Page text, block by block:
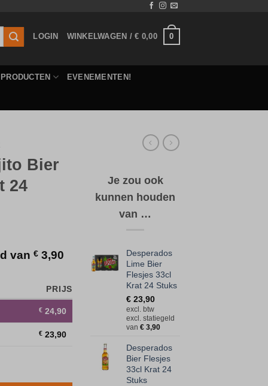
LOGIN WINKELWAGEN /€ 0,00 0
EVENEMENTEN!
Bier
24
van € 3,90
PRIJS
€ 24,90
€ 23,90
Krat 24 Stuks aantal
Je zou ook
kunnen houden
van …
Desperados
Lime Bier
Flesjes 33cl
Krat 24 Stuks
€ 23,90
excl. btw
excl. statiegeld
van € 3,90
Desperados
Bier Flesjes
33cl Krat 24
Stuks